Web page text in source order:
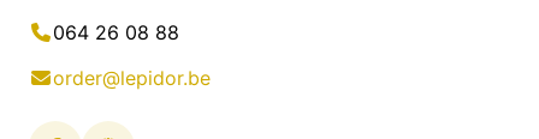
064 26 08 88
order@lepidor.be